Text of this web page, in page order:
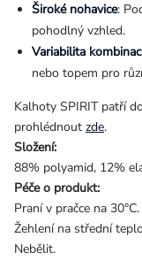
Široké nohavice:
pohodlný vzhled.
Variabilita kombinac
nebo topem pro
Kalhoty SPIRIT patří
prohlédnout zde.
Složení:
88% polyamid, 12%
Péče o produkt:
Praní v pračce na 30°C.
Žehlení na střední
Nebělit.